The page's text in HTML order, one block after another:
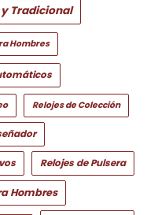
Tradicional
Hombres
Relojes de Colección
Relojes de Pulsera
Hombres